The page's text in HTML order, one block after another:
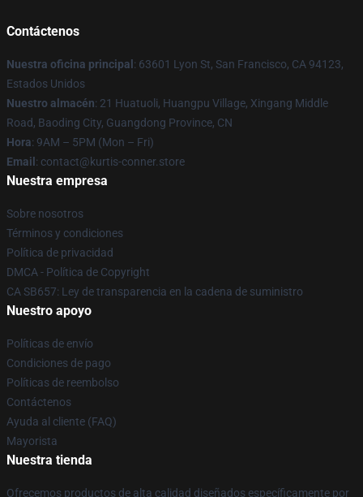
Contáctenos
Nuestra oficina principal : 63601 Lyon St, San Francisco, CA 94123,
Estados Unidos
Nuestro almacén: 21 Huatuoli, Huangpu Village, Xingang Middle
Road, Baoding City, Guangdong Province, CN
Hora: 9AM – 5PM (Mon – Fri)
Email : contact@kurtis-conner.store
Nuestra empresa
Sobre nosotros
Términos y condiciones
Política de privacidad
DMCA - Política de Copyright
CA SB657: Ley de transparencia en la cadena de suministro
Nuestro apoyo
Políticas de envío
Condiciones de pago
Políticas de reembolso
Contáctenos
Ayuda al cliente (FAQ)
Mayorista
Nuestra tienda
Ofrecemos productos de alta calidad diseñados específicamente por